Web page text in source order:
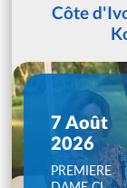
Côte
7 Août
2026
PREMIERE